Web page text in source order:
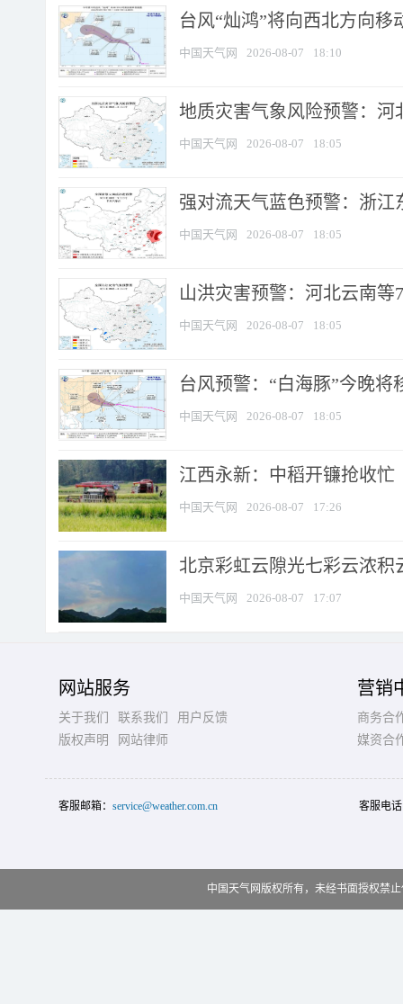
台风“灿鸿”将向西北方向移
中国天气网 2026-08-07 18:10
地质灾害气象风险预警：河
中国天气网 2026-08-07 18:05
强对流天气蓝色预警：浙江
中国天气网 2026-08-07 18:05
山洪灾害预警：河北云南
中国天气网 2026-08-07 18:05
台风预警：“白海豚”今晚将
中国天气网 2026-08-07 18:05
江西永新：中稻开镰抢收忙
中国天气网 2026-08-07 17:26
北京彩虹云隙光七彩云浓积
中国天气网 2026-08-07 17:07
网站服务
关于我们 联系我们
用户反馈
版权声明
网站律师
营销
商务合
媒资合
客服邮箱： service@weather.com.cn 客服电
中国天气网版权所有，未经书面授权